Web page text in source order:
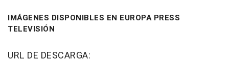
IMÁGENES DISPONIBLES EN EUROPA PRESS
TELEVISIÓN
URL DE DESCARGA: